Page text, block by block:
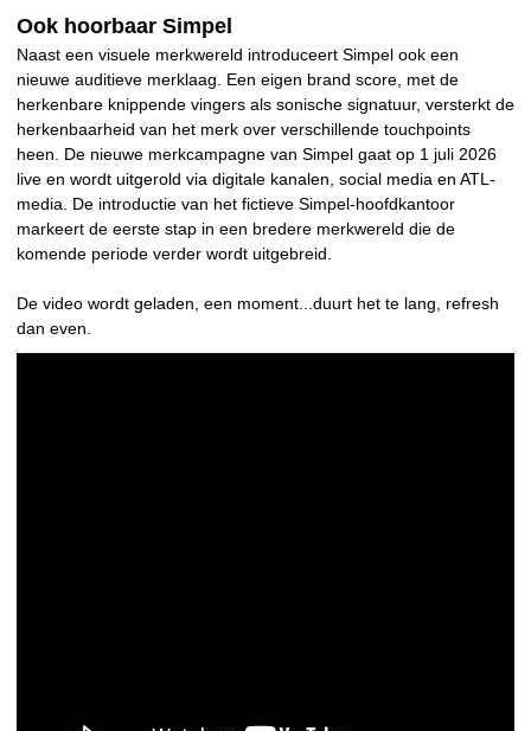
Ook hoorbaar Simpel
Naast een visuele merkwereld introduceert Simpel ook een
nieuwe auditieve merklaag. Een eigen brand score, met de
herkenbare knippende vingers als sonische signatuur, versterkt de
herkenbaarheid van het merk over verschillende touchpoints
heen. De nieuwe merkcampagne van Simpel gaat op 1 juli 2026
live en wordt uitgerold via digitale kanalen, social media en ATL-
media. De introductie van het fictieve Simpel-hoofdkantoor
markeert de eerste stap in een bredere merkwereld die de
komende periode verder wordt uitgebreid.
De video wordt geladen, een moment...duurt het te lang, refresh
dan even.